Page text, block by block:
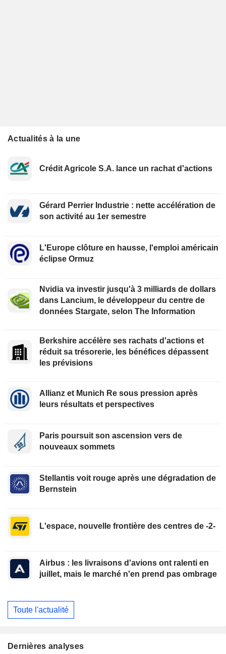
Actualités à la une
Crédit Agricole S.A. lance un rachat d'actions
Gérard Perrier Industrie : nette accélération de
son activité au 1er semestre
L'Europe clôture en hausse, l'emploi américain
éclipse Ormuz
Nvidia va investir jusqu'à 3 milliards de dollars
dans Lancium, le développeur du centre de
données Stargate, selon The Information
Berkshire accélère ses rachats d'actions et
réduit sa trésorerie, les bénéfices dépassent
les prévisions
Allianz et Munich Re sous pression après
leurs résultats et perspectives
Paris poursuit son ascension vers de
nouveaux sommets
Stellantis voit rouge après une dégradation de
Bernstein
L'espace, nouvelle frontière des centres de -2-
Airbus : les livraisons d'avions ont ralenti en
juillet, mais le marché n'en prend pas ombrage
Toute l'actualité
Dernières analyses